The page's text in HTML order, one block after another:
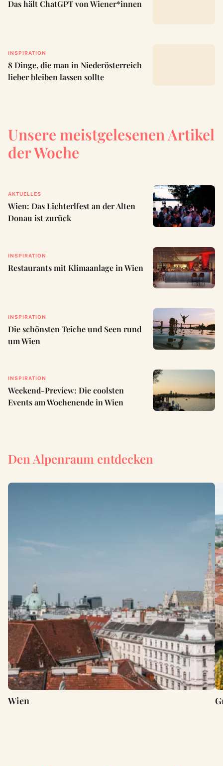
Das hält ChatGPT von Wiener*innen
INSPIRATION
8 Dinge, die man in Niederösterreich
lieber bleiben lassen sollte
Unsere meistgelesenen Artikel
der Woche
AKTUELLES
Wien: Das Lichterlfest an der Alten
Donau ist zurück
INSPIRATION
Restaurants mit Klimaanlage in Wien
INSPIRATION
Die schönsten Teiche und Seen rund
um Wien
INSPIRATION
Weekend-Preview: Die coolsten
Events am Wochenende in Wien
Den Alpenraum entdecken
Wien